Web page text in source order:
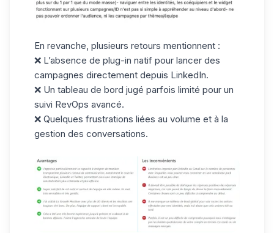
En revanche, plusieurs retours mentionnent :
❌ L’absence de plug-in natif pour lancer des
campagnes directement depuis LinkedIn.
❌ Un tableau de bord jugé parfois limité pour un
suivi RevOps avancé.
❌ Quelques frustrations liées au volume et à la
gestion des conversations.